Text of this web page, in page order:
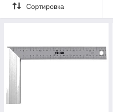
Сортировка